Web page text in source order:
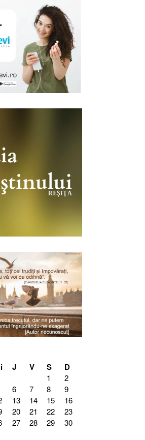
J V S D
1
2
6 7 8
9
13 14 15
16
20 21 22
23
27 28 29
30